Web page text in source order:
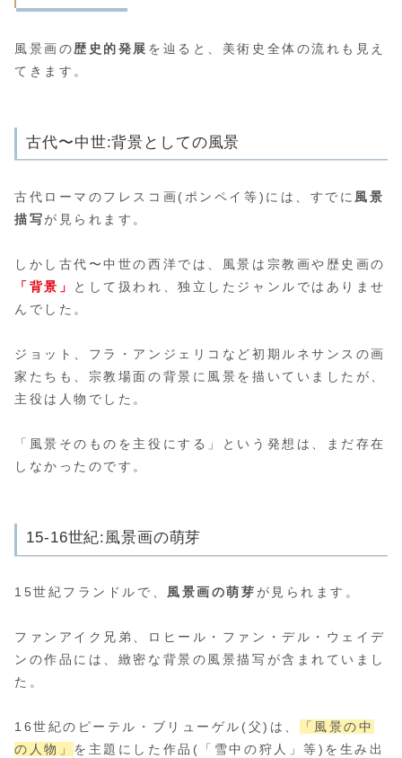
風景画の歴史的発展 を辿ると、美術史全体の流れも見え
てきます。
古代〜中世:背景としての風景
古代ローマのフレスコ画(ポンペイ等)には、すでに 風景
描写が見られます。
しかし古代〜中世の西洋では、風景は宗教画や歴史画の
「背景」
として扱われ、独立したジャンルではありませ
んでした。
ジョット、フラ・アンジェリコなど初期ルネサンスの画
家たちも、宗教場面の背景に風景を描いていましたが、
主役は人物でした。
「風景そのものを主役にする」という発想は、まだ存在
しなかったのです。
15-16世紀:風景画の萌芽
15世紀フランドルで、 風景画の萌芽 が見られます。
ファンアイク兄弟、ロヒール・ファン・デル・ウェイデ
ンの作品には、緻密な背景の風景描写が含まれていまし
た。
16世紀のピーテル・ブリューゲル(父)は、
「風景の中
の人物」 を主題にした作品(「雪中の狩人」等)を生み出